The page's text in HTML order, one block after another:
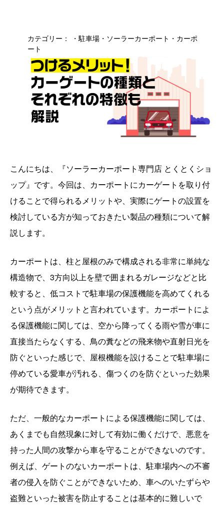
カテゴリー： ・駐車場 ・ソーラーカーポート ・カーポ
ート
こんにちは、『ソーラーカーポート専門店 とくとくショ
ップ』です。今回は、カーポートにカーゲートを取り付
けることで得られるメリットや、実際にゲートの設置を
検討している方が知っておきたい製品の種類について解
説します。
カーポートは、柱と屋根のみで構成される非常に単純な
構造物で、3方向以上を壁で囲まれるガレージなどと比
較すると、低コストで駐車場の保護機能を高めてくれる
という点がメリットと言われています。カーポートによ
る保護機能に関しては、空から降ってくる雨や雪が車に
直接当たらなくする、鳥の糞などの飛来物や直射日光を
防ぐといった感じで、屋根機能を設けることで駐車場に
停めている愛車が汚れる、傷つくのを防ぐといった効果
が期待できます。
ただ、一般的なカーポートによる保護機能に関しては、
あくまでも自然現象に対して有効に働くだけで、悪意を
持った人間の攻撃から車を守ることができないのです。
例えば、ゲートのないカーポートは、駐車場内への不審
者の侵入を防ぐことができないため、車へのいたずらや
盗難といった被害を防止することは基本的に難しいで